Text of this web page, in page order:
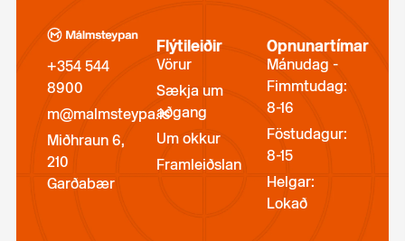
+354 544
8900
m@malmsteypa.is
Miðhraun 6,
210
Garðabær
Flýtileiðir
Vörur
Sækja um
aðgang
Um okkur
Framleiðslan
Opnunartímar
Mánudag -
Fimmtudag:
8-16
Föstudagur:
8-15
Helgar:
Lokað